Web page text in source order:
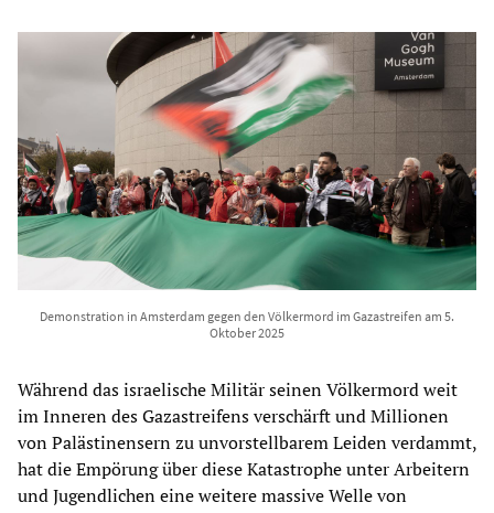
Demonstration in Amsterdam gegen den Völkermord im Gazastreifen am 5.
Oktober 2025
Während das israelische Militär seinen Völkermord weit
im Inneren des Gazastreifens verschärft und Millionen
von Palästinensern zu unvorstellbarem Leiden verdammt,
hat die Empörung über diese Katastrophe unter Arbeitern
und Jugendlichen eine weitere massive Welle von